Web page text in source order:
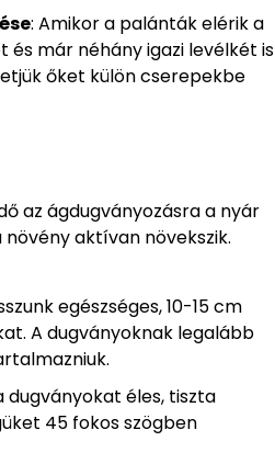
: Amikor a palánták elérik a
már néhány igazi levélkét is
őket külön cserepekbe
az ágdugványozásra a nyár
aktívan növekszik.
egészséges, 10-15 cm
A dugványoknak legalább
dugványokat éles, tiszta
45 fokos szögben